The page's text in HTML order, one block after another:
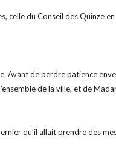
du Conseil des Quinze
Avant de perdre patience
de la ville, et de
qu’il allait prendre des